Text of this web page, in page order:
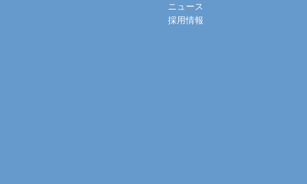
ニュース
採用情報